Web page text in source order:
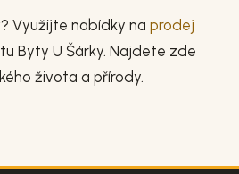
Využijte nabídky na prodej
Byty U Šárky. Najdete zde
života a přírody.